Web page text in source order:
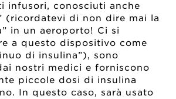
infusori, conosciuti anche
(ricordatevi di non dire mai la
in un aeroporto! Ci si
a questo dispositivo come
di insulina”), sono
nostri medici e forniscono
piccole dosi di insulina
In questo caso, sarà usato